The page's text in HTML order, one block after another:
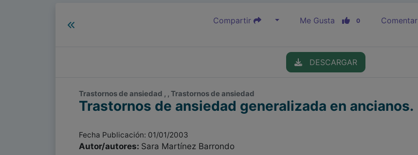
Compartir Me Gusta 0 Comentar
DESCARGAR
Trastornos de ansiedad , , Trastornos de ansiedad
Trastornos de ansiedad generalizada en ancianos.
Fecha Publicación: 01/01/2003
Autor/autores: Sara Martínez Barrondo